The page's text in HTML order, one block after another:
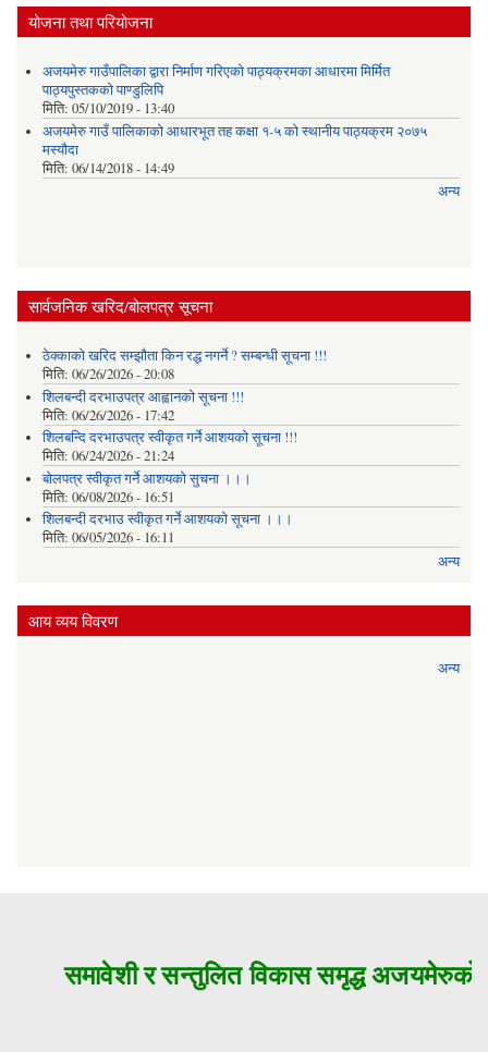
योजना तथा परियोजना
अजयमेरु गाउँपालिका द्वारा निर्माण गरिएको पाठ्यक्रमका आधारमा मिर्मित
पाठ्यपुस्तकको पाण्डुलिपि
मिति: 05/10/2019 - 13:40
अजयमेरु गाउँ पालिकाको आधारभूत तह कक्षा १-५ को स्थानीय पाठ्यक्रम २०७५
मस्यौदा
मिति: 06/14/2018 - 14:49
अन्य
सार्वजनिक खरिद/बोलपत्र सूचना
ठेक्काको खरिद सम्झौता किन रद्ध नगर्ने ? सम्बन्धी सूचना !!!
मिति: 06/26/2026 - 20:08
शिलबन्दी दरभाउपत्र आह्वानको सूचना !!!
मिति: 06/26/2026 - 17:42
शिलबन्दि दरभाउपत्र स्वीकृत गर्ने आशयकाे सूचना !!!
मिति: 06/24/2026 - 21:24
बोलपत्र स्वीकृत गर्ने आशयको सुचना ।।।
मिति: 06/08/2026 - 16:51
शिलबन्दी दरभाउ स्वीकृत गर्ने आशयको सूचना ।।।
मिति: 06/05/2026 - 16:11
अन्य
आय व्यय विवरण
अन्य
समावेशी र सन्तुलित विकास समृद्ध अजयमेरुको